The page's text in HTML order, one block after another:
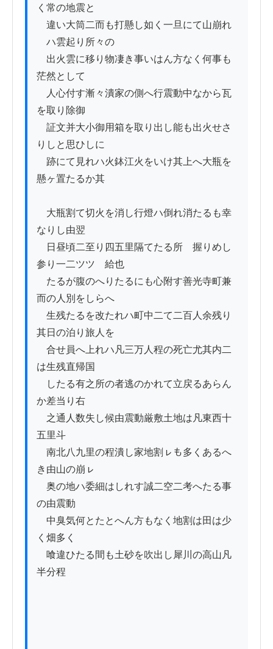
く常の地震と
違い大筒二而も打懸し如く一旦にて山崩れ
ゟハ雲起り所々の
出火雲に移り物凄き事いはん方なく何事も
茫然として
人心付す漸々潰家の側へ行震動中なから瓦
を取り除御
証文并大小御用箱を取り出し能も出火せさ
りしと思ひしに
跡にて見れハ火鉢江火をいけ其上へ大瓶を
懸ヶ置たるか其
大瓶割て切火を消し行燈ハ倒れ消たるも幸
なりし由翌
日昼頃二至り四五里隔てたる所ゟ握りめし
参り一二ツツゝ給也
たるが腹のへりたるにも心附す善光寺町兼
而の人別をしらへ
生残たるを改たれハ町中二て二百人余残り
其日の泊り旅人を
合せ員へ上れハ凡三万人程の死亡尤其内二
は生残直帰国
したる有之所の者逃のかれて立戻るあらん
か差当り右
之通人数失し候由震動厳敷土地は凡東西十
五里斗
南北八九里の程潰し家地割ㇾも多くあるへ
き由山の崩ㇾ
奥の地ハ委細はしれす誠二空二考へたる事
の由震動
中臭気何とたとへん方もなく地割は田は少
く畑多く
喰違ひたる間も土砂を吹出し犀川の高山凡
半分程